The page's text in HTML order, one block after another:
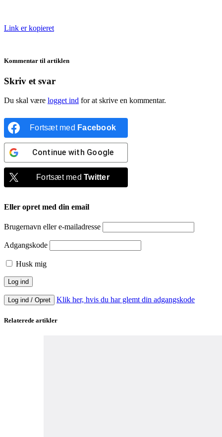
Link er kopieret
Kommentar til artiklen
Skriv et svar
Du skal være logget ind for at skrive en kommentar.
Fortsæt med Facebook
Continue with Google
Fortsæt medTwitter
Eller opret med din email
Brugernavn eller e-mailadresse
Adgangskode
Husk mig
Log ind / Opret Klik her, hvis du har glemt din adgangskode
Relaterede artikler